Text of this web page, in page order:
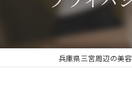
兵庫県三宮周辺の美